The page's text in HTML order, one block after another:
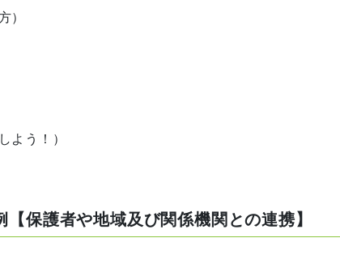
）
よう！）
保護者や地域及び関係機関との連携】